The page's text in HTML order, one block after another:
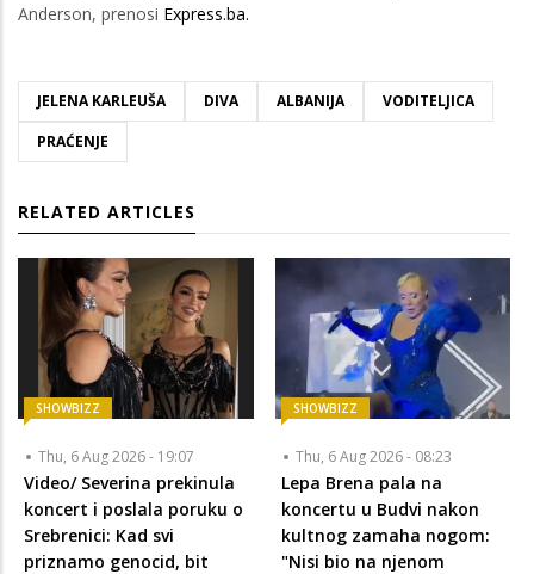
Anderson, prenosi Express.ba.
JELENA KARLEUŠA DIVA ALBANIJA
VODITELJICA
PRAĆENJE
RELATED ARTICLES
SHOWBIZZ
Thu, 6 Aug 2026 - 19:07
Video/ Severina prekinula
koncert i poslala poruku o
Srebrenici: Kad svi
priznamo genocid, bit
SHOWBIZZ
Thu, 6 Aug 2026 - 08:23
Lepa Brena pala na
koncertu u Budvi nakon
kultnog zamaha nogom:
"Nisi bio na njenom